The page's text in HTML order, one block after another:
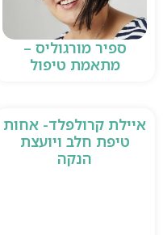
ספיר מורגוליס –
מתאמת טיפול
איילת קרולפלד- אחות
טיפת חלב ויועצת
הנקה